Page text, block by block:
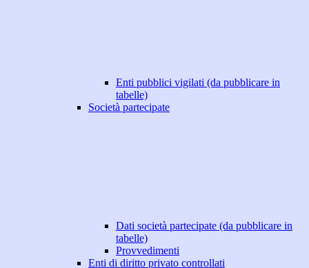
Enti pubblici vigilati (da pubblicare in
tabelle)
Società partecipate
Dati società partecipate (da pubblicare in
tabelle)
Provvedimenti
Enti di diritto privato controllati